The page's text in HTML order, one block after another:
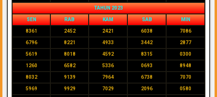
TAHUN 2023
SEN RAB KAM SAB MIN
8361 2452 2421 6038 7086
6796 8221 4933 3442 2877
5619 8018 4592 8315 0300
1260 6582 5336 0693 8948
8032 9139 7964 6738 7070
5969 9929 7029 2096 0580